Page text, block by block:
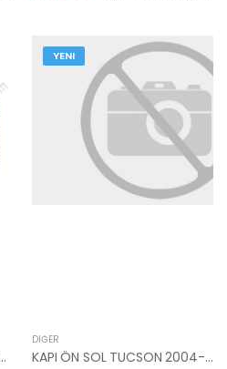
AKÜ TABLASI RİO 37150-1W500-HMC
YENI
DIĞER
KAPI ÖN SOL TUCSON 2004-2010 76003-2E000-HMC